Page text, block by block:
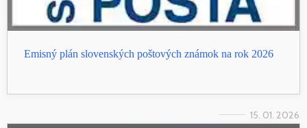
Emisný plán slovenských poštových známok na rok 2026
15. 01. 2026